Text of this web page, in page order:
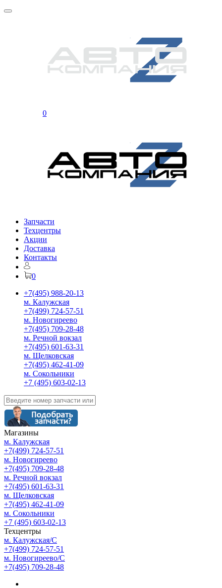
0
Запчасти
Техцентры
Акции
Доставка
Контакты
0
+7(495) 988-20-13
м. Калужская
+7(499) 724-57-51
м. Новогиреево
+7(495) 709-28-48
м. Речной вокзал
+7(495) 601-63-31
м. Щелковская
+7(495) 462-41-09
м. Сокольники
+7 (495) 603-02-13
Магазины
м. Калужская
+7(499) 724-57-51
м. Новогиреево
+7(495) 709-28-48
м. Речной вокзал
+7(495) 601-63-31
м. Щелковская
+7(495) 462-41-09
м. Сокольники
+7 (495) 603-02-13
Техцентры
м. Калужская/С
+7(499) 724-57-51
м. Новогиреево/С
+7(495) 709-28-48